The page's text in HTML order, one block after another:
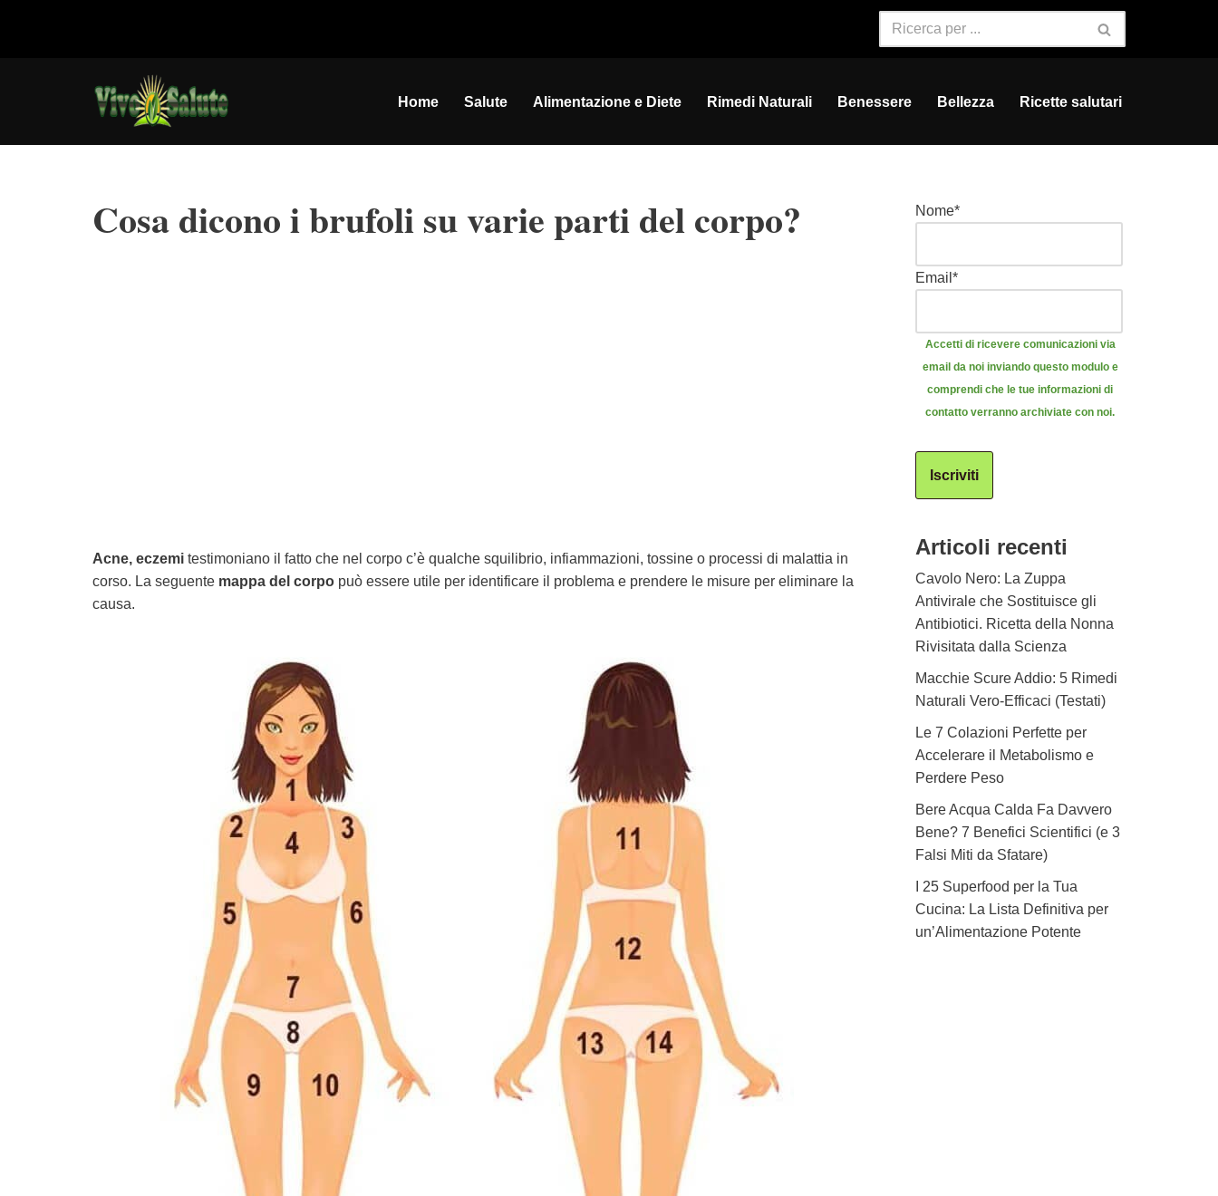
Home Salute Alimentazione e Diete Rimedi Naturali Benessere Bellezza Ricette salutari
Cosa dicono i brufoli su varie parti del corpo?
Acne, eczemi testimoniano il fatto che nel corpo c’è qualche squilibrio, infiammazioni, tossine o processi di malattia in
corso. La seguente mappa del corpo può essere utile per identificare il problema e prendere le misure per eliminare la
causa.
Nome*
Email *
Accetti di ricevere comunicazioni via
email da noi inviando questo modulo e
comprendi che le tue informazioni di
contatto verranno archiviate con noi.
Iscriviti
Articoli recenti
Cavolo Nero: La Zuppa
Antivirale che Sostituisce gli
Antibiotici. Ricetta della Nonna
Rivisitata dalla Scienza
Macchie Scure Addio: 5 Rimedi
Naturali Vero-Efficaci (Testati)
Le 7 Colazioni Perfette per
Accelerare il Metabolismo e
Perdere Peso
Bere Acqua Calda Fa Davvero
Bene? 7 Benefici Scientifici (e 3
Falsi Miti da Sfatare)
I 25 Superfood per la Tua
Cucina: La Lista Definitiva per
un’Alimentazione Potente